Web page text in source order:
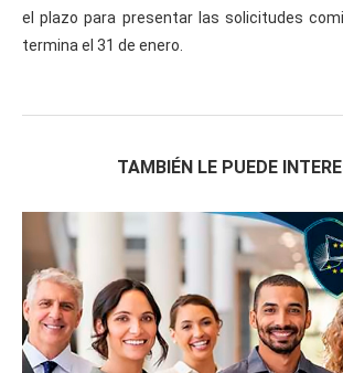
el plazo para presentar las solicitudes
termina el 31 de enero.
TAMBIÉN LE PUEDE